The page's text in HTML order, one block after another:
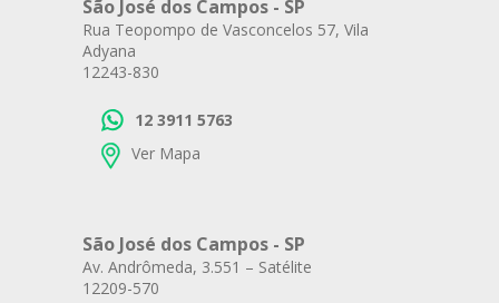
São José dos Campos - SP
Rua Teopompo de Vasconcelos 57, Vila
Adyana
12243-830
12 3911 5763
Ver Mapa
São José dos Campos - SP
Av. Andrômeda, 3.551 – Satélite
12209-570